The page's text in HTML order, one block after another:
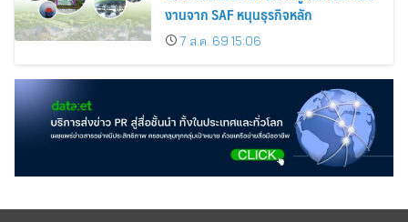
งานจาก SAF หนุนธุรกิจหลัก
7 ส.ค. 69 15:06